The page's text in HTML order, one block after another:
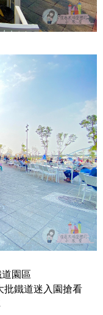
園區
批鐵道迷入園搶看